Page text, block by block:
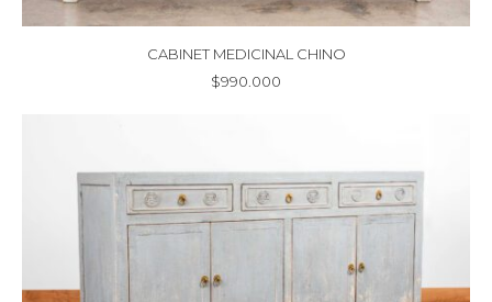
CABINET MEDICINAL CHINO
$990.000